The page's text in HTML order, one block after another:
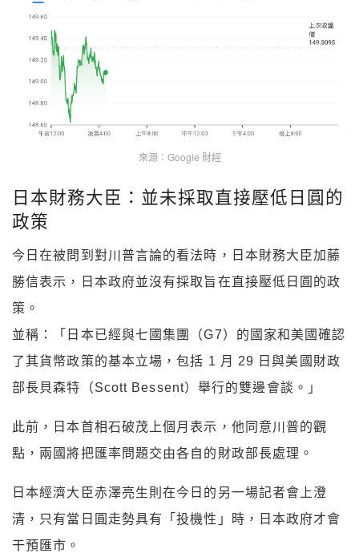
來源：Google 財經
日本財務大臣：並未採取直接壓低日圓的
政策
今日在被問到對川普言論的看法時，日本財務大臣加藤
勝信表示，日本政府並沒有採取旨在直接壓低日圓的政
策。
並稱：「日本已經與七國集團（G7）的國家和美國確認
了其貨幣政策的基本立場，包括 1 月 29 日與美國財政
部長貝森特（Scott Bessent）舉行的雙邊會談。」
此前，日本首相石破茂上個月表示，他同意川普的觀
點，兩國將把匯率問題交由各自的財政部長處理。
日本經濟大臣赤澤亮生則在今日的另一場記者會上澄
清，只有當日圓走勢具有「投機性」時，日本政府才會
干預匯市。